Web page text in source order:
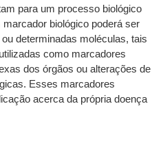
para um processo biológico
biológico poderá ser
determinadas moléculas, tais
como marcadores
dos órgãos ou alterações de
Esses marcadores
acerca da própria doença